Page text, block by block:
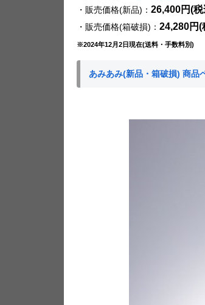
・販売価格(新品)： 26,400円(税
・販売価格(箱破損)： 24,280円(
※2024年12月2日現在(送料・手数料別)
あみあみ(新品・箱破損) 商品